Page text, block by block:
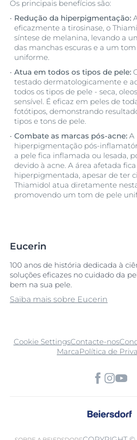
Provitamina B5
Os principais benefícios são:
Redução da hiperpigmentação:
eficazmente a tirosinase, o
síntese de melanina, levando a
das manchas escuras e a um
uniforme.
Atua em todos os tipos de pele:
testado dermatologicamente e
todos os tipos de pele - seca,
sensível. É eficaz em peles de
fotótipos, demonstrando
tipos e tons de pele.
Combate as marcas pós-acne: A
hiperpigmentação pós-
a pele fica inflamada ou lesada,
devido à acne. A área afetada
hiperpigmentada, apesar de ter
Thiamidol atua diretamente
promovendo um tom de pele
Eucerin
100 anos de história dedicada à
soluções eficazes no cuidado da
bem na sua pele.
Saiba mais sobre Eucerin
Cookie SettingsContacte-nos
MarcaPolítica de